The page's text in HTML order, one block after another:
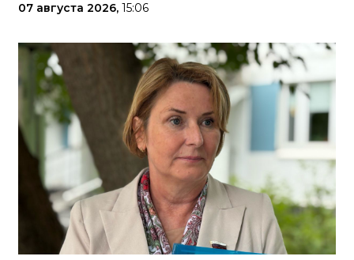
07 августа 2026, 15:06